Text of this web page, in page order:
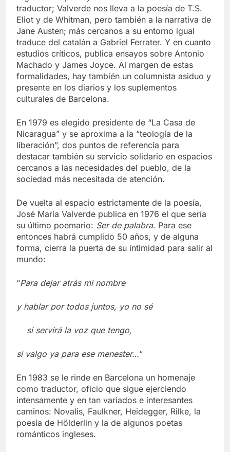
traductor; Valverde nos lleva a la poesía de T.S.
Eliot y de Whitman, pero también a la narrativa de
Jane Austen; más cercanos a su entorno igual
traduce del catalán a Gabriel Ferrater. Y en cuanto
estudios críticos, publica ensayos sobre Antonio
Machado y James Joyce. Al margen de estas
formalidades, hay también un columnista asiduo y
presente en los diarios y los suplementos
culturales de Barcelona.
En 1979 es elegido presidente de “La Casa de
Nicaragua” y se aproxima a la “teología de la
liberación”, dos puntos de referencia para
destacar también su servicio solidario en espacios
cercanos a las necesidades del pueblo, de la
sociedad más necesitada de atención.
De vuelta al espacio estrictamente de la poesía,
José María Valverde publica en 1976 el que sería
su último poemario: Ser de palabra. Para ese
entonces habrá cumplido 50 años, y de alguna
forma, cierra la puerta de su intimidad para salir al
mundo:
“Para dejar atrás mi nombre
y hablar por todos juntos, yo no sé
si servirá la voz que tengo,
si valgo ya para ese menester…“
En 1983 se le rinde en Barcelona un homenaje
como traductor, oficio que sigue ejerciendo
intensamente y en tan variados e interesantes
caminos: Novalis, Faulkner, Heidegger, Rilke, la
poesía de Hölderlin y la de algunos poetas
románticos ingleses.